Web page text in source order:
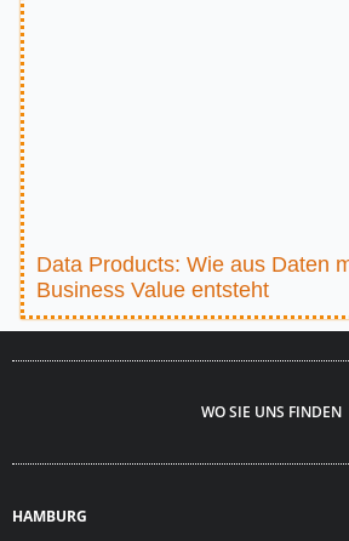
Data Products: Wie aus Daten
Business Value entsteht
WO SIE UNS FINDEN
HAMBURG